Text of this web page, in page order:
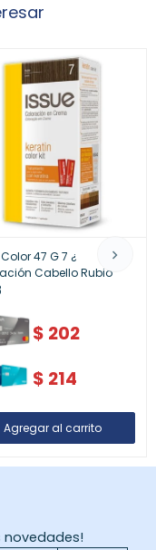
47 G 7 ¿
Cabello Rubio
$ 202
$ 214
novedades!